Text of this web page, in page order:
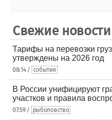
Свежие новости
Тарифы на перевозки
утверждены на 2026 год
08:14 / события
В России унифицируют
участков и правила
07:59 / рыболовство